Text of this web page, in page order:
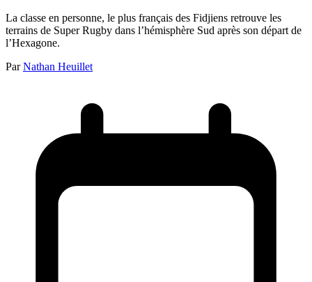
La classe en personne, le plus français des Fidjiens retrouve les
terrains de Super Rugby dans l’hémisphère Sud après son départ de
l’Hexagone.
Par Nathan Heuillet